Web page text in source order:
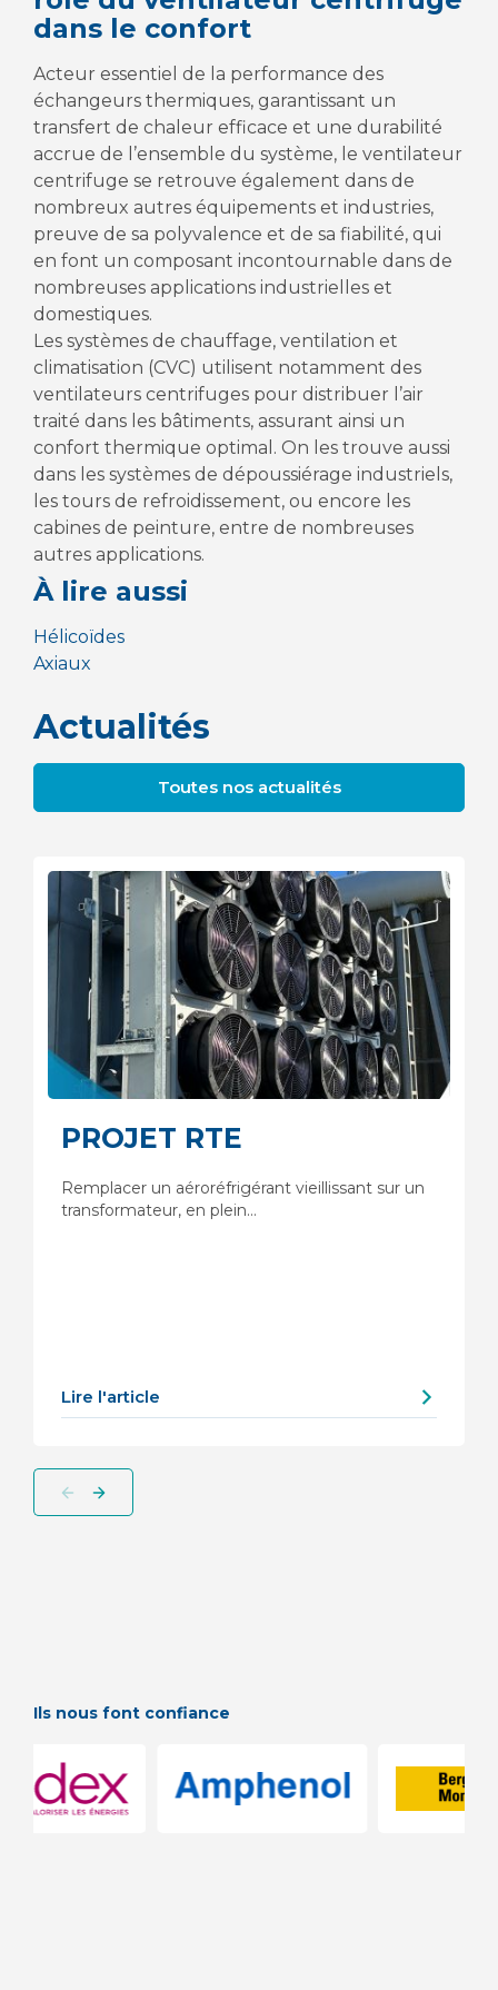
dans le confort
Acteur essentiel de la performance des
échangeurs thermiques, garantissant un
transfert de chaleur efficace et une durabilité
accrue de l’ensemble du système, le ventilateur
centrifuge se retrouve également dans de
nombreux autres équipements et industries,
preuve de sa polyvalence et de sa fiabilité, qui
en font un composant incontournable dans de
nombreuses applications industrielles et
domestiques.
Les systèmes de chauffage, ventilation et
climatisation (CVC) utilisent notamment des
ventilateurs centrifuges pour distribuer l’air
traité dans les bâtiments, assurant ainsi un
confort thermique optimal. On les trouve aussi
dans les systèmes de dépoussiérage industriels,
les tours de refroidissement, ou encore les
cabines de peinture, entre de nombreuses
autres applications.
À lire aussi
Hélicoïdes
Axiaux
Actualités
Toutes nos actualités
PROJET RTE
Remplacer un aéroréfrigérant vieillissant sur un
transformateur, en plein…
Lire l'article
Ils nous font confiance